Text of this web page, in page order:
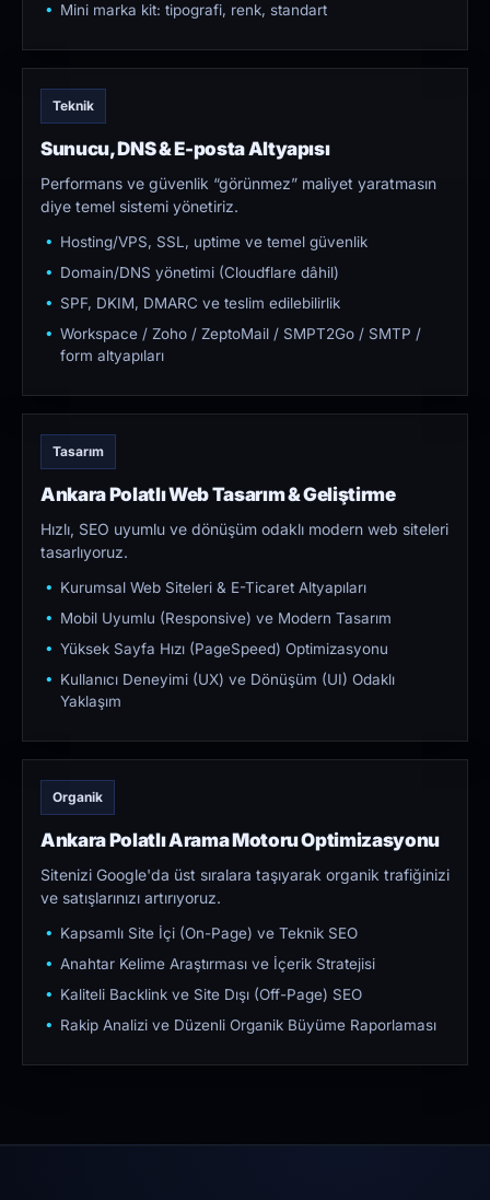
Mini marka kit: tipografi, renk, standart
Teknik
Sunucu, DNS & E-posta Altyapısı
Performans ve güvenlik “görünmez” maliyet yaratmasın
diye temel sistemi yönetiriz.
Hosting/VPS, SSL, uptime ve temel güvenlik
Domain/DNS yönetimi (Cloudflare dâhil)
SPF, DKIM, DMARC ve teslim edilebilirlik
Workspace / Zoho / ZeptoMail / SMPT2Go / SMTP /
form altyapıları
Tasarım
Ankara Polatlı Web Tasarım & Geliştirme
Hızlı, SEO uyumlu ve dönüşüm odaklı modern web siteleri
tasarlıyoruz.
Kurumsal Web Siteleri & E-Ticaret Altyapıları
Mobil Uyumlu (Responsive) ve Modern Tasarım
Yüksek Sayfa Hızı (PageSpeed) Optimizasyonu
Kullanıcı Deneyimi (UX) ve Dönüşüm (UI) Odaklı
Yaklaşım
Organik
Ankara Polatlı Arama Motoru Optimizasyonu
Sitenizi Google'da üst sıralara taşıyarak organik trafiğinizi
ve satışlarınızı artırıyoruz.
Kapsamlı Site İçi (On-Page) ve Teknik SEO
Anahtar Kelime Araştırması ve İçerik Stratejisi
Kaliteli Backlink ve Site Dışı (Off-Page) SEO
Rakip Analizi ve Düzenli Organik Büyüme Raporlaması